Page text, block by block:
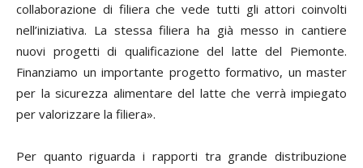
collaborazione di filiera che vede tutti gli attori coinvolti
nell’iniziativa. La stessa filiera ha già messo in cantiere
nuovi progetti di qualificazione del latte del Piemonte.
Finanziamo un importante progetto formativo, un master
per la sicurezza alimentare del latte che verrà impiegato
per valorizzare la filiera».
Per quanto riguarda i rapporti tra grande distribuzione